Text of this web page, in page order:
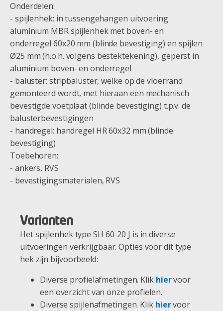
Onderdelen:
- spijlenhek: in tussengehangen uitvoering
aluminium MBR spijlenhek met boven- en
onderregel 60x20 mm (blinde bevestiging) en spijlen
Ø25 mm (h.o.h. volgens bestektekening), geperst in
aluminium boven- en onderregel
- baluster: stripbaluster, welke op de vloerrand
gemonteerd wordt, met hieraan een mechanisch
bevestigde voetplaat (blinde bevestiging) t.p.v. de
balusterbevestigingen
- handregel: handregel HR 60x32 mm (blinde
bevestiging)
Toebehoren:
- ankers, RVS
- bevestigingsmaterialen, RVS
Varianten
Het spijlenhek type SH 60-20 J is in diverse
uitvoeringen verkrijgbaar. Opties voor dit type
hek zijn bijvoorbeeld:
Diverse profielafmetingen. Klik hiervoor
een overzicht van onze profielen.
Diverse spijlenafmetingen. Klik hiervoor